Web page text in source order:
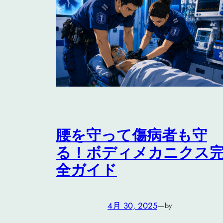
腰を守って傷病者も守
る！ボディメカニクス
全ガイド
4月 30, 2025—by